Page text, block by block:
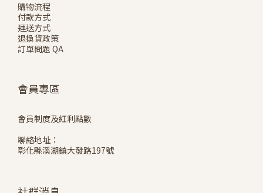
購物流程
付款方式
運送方式
退換貨政策
訂單問題 QA
會員專區
會員制度及紅利點數
聯絡地址：
彰化縣溪湖鎮大發路197號